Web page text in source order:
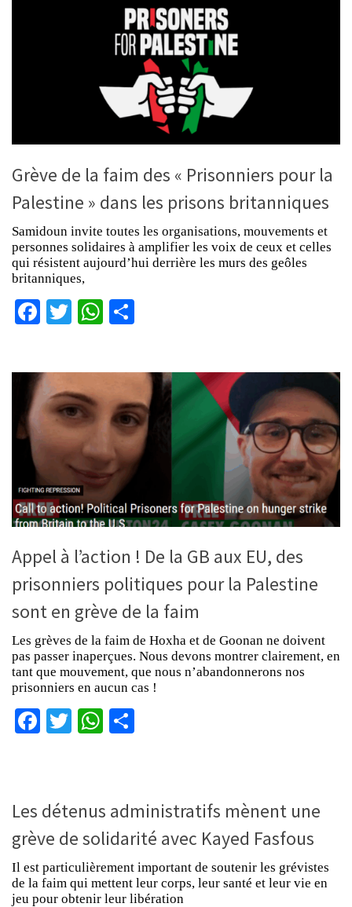
Grève de la faim des « Prisonniers pour la
Palestine » dans les prisons britanniques
Samidoun invite toutes les organisations, mouvements et
personnes solidaires à amplifier les voix de ceux et celles
qui résistent aujourd’hui derrière les murs des geôles
britanniques,
Facebook
TwitterWhatsApp
Appel à l’action ! De la GB aux EU, des
prisonniers politiques pour la Palestine
sont en grève de la faim
Les grèves de la faim de Hoxha et de Goonan ne doivent
pas passer inaperçues. Nous devons montrer clairement, en
tant que mouvement, que nous n’abandonnerons nos
prisonniers en aucun cas !
Facebook
TwitterWhatsApp
Les détenus administratifs mènent une
grève de solidarité avec Kayed Fasfous
Il est particulièrement important de soutenir les grévistes
de la faim qui mettent leur corps, leur santé et leur vie en
jeu pour obtenir leur libération